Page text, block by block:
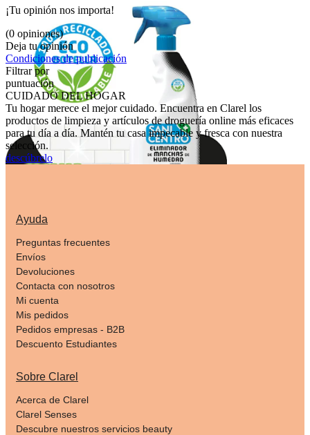
¡Tu opinión nos importa!
(0 opiniones)
Deja tu opinión
Condiciones de publicación
Filtrar por
puntuación
CUIDADO DEL HOGAR
Tu hogar merece el mejor cuidado. Encuentra en Clarel los
productos de limpieza y artículos de droguería online más eficaces
para tu día a día. Mantén tu casa impecable y fresca con nuestra
selección.
descúbrelo
Ayuda
Preguntas frecuentes
Envíos
Devoluciones
Contacta con nosotros
Mi cuenta
Mis pedidos
Pedidos empresas - B2B
Descuento Estudiantes
Sobre Clarel
Acerca de Clarel
Clarel Senses
Descubre nuestros servicios beauty